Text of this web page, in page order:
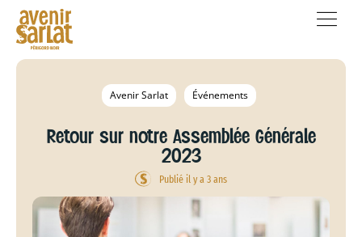
Avenir Sarlat Événements
Retour sur notre Assemblée Générale
2023
Publié il y a 3 ans